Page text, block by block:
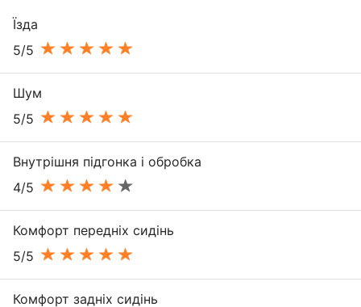
Їзда
5/5
Шум
5/5
Внутрішня підгонка і обробка
4/5
Комфорт передніх сидінь
5/5
Комфорт задніх сидінь